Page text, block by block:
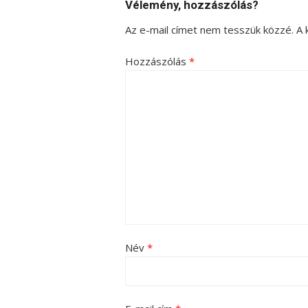
Vélemény, hozzászólás?
Az e-mail címet nem tesszük közzé. A
Hozzászólás *
Név *